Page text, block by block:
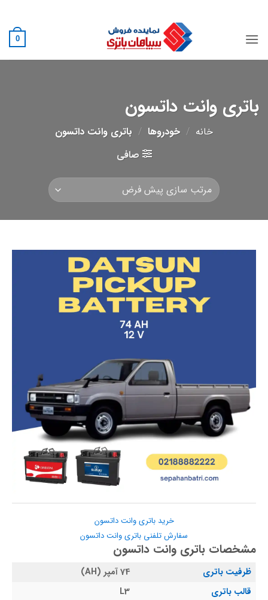
content
0
باتری وانت داتسون
خانه / خودروها / باتری وانت داتسون
صافی
خرید باتری وانت داتسون
سفارش تلفنی باتری وانت داتسون
مشخصات باتری وانت داتسون
ظرفیت باتری
74 آمپر (AH)
قالب باتری
L3